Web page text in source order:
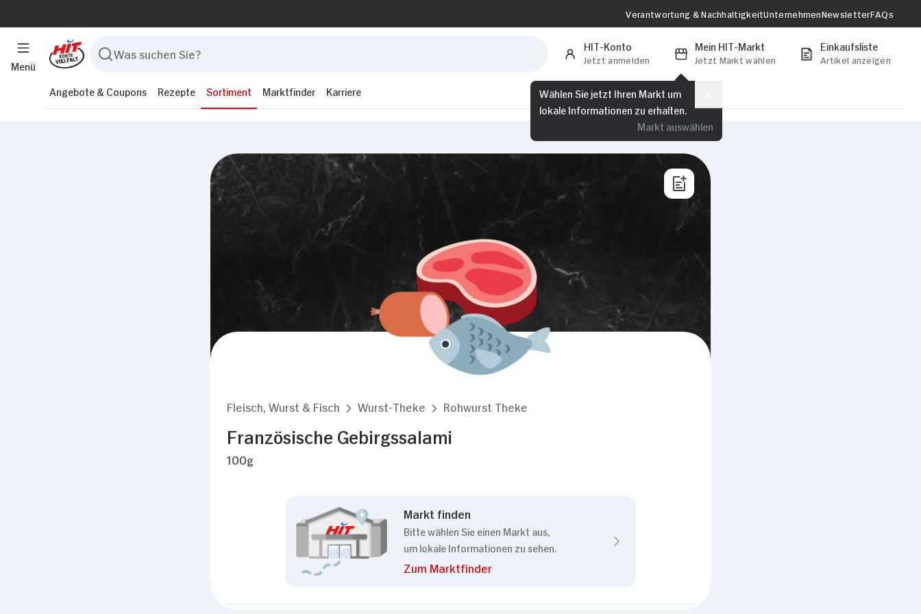
Menü
Verantwortung & NachhaltigkeitUnternehmenNewsletterFAQs
HIT-Konto
Jetzt anmelden
Mein HIT-Markt
Jetzt Markt wählen
Wählen Sie jetzt Ihren Markt um
lokale Informationen zu erhalten.
Markt auswählen
Einkaufsliste
Artikel anzeigen
Angebote & Coupons Rezepte Sortiment Marktfinder Karriere
Fleisch, Wurst & Fisch Wurst-Theke Rohwurst Theke
Französische Gebirgssalami
100g
Markt finden
Bitte wählen Sie einen Markt aus,
um lokale Informationen zu sehen.
Zum Marktfinder